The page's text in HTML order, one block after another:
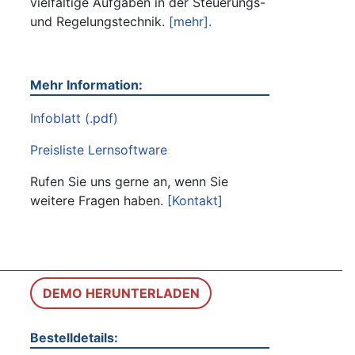
und Regelungstechnik. [mehr].
Mehr Information:
Infoblatt (.pdf)
Preisliste Lernsoftware
Rufen Sie uns gerne an, wenn Sie
weitere Fragen haben. [Kontakt]
DEMO HERUNTERLADEN
Bestelldetails: